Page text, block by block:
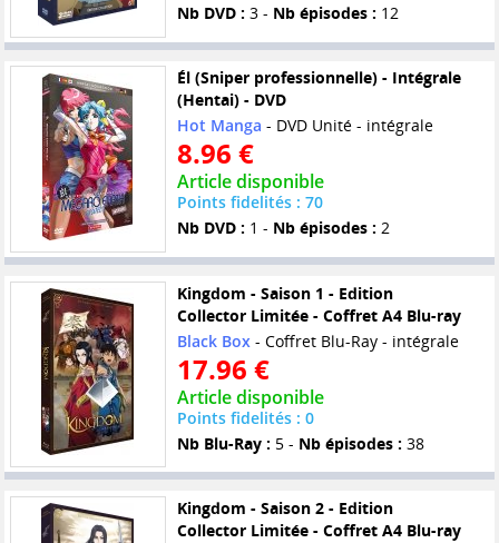
Nb DVD : 3 - Nb épisodes : 12
Él (Sniper professionnelle) - Intégrale
(Hentai) - DVD
Hot Manga - DVD Unité - intégrale
8.96 €
Article disponible
Points fidelités : 70
Nb DVD : 1 - Nb épisodes : 2
Kingdom - Saison 1 - Edition
Collector Limitée - Coffret A4 Blu-ray
Black Box - Coffret Blu-Ray - intégrale
17.96 €
Article disponible
Points fidelités : 0
Nb Blu-Ray : 5 - Nb épisodes : 38
Kingdom - Saison 2 - Edition
Collector Limitée - Coffret A4 Blu-ray